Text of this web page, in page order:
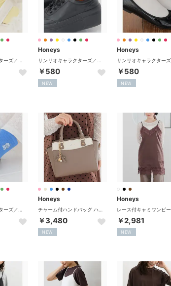
Honeys
￥580
NEW
Honeys
￥580
NEW
Honeys
￥3,480
NEW
Honeys
￥2,981
NEW